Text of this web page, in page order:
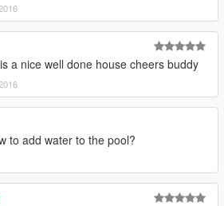
a nice well done house cheers buddy
to add water to the pool?